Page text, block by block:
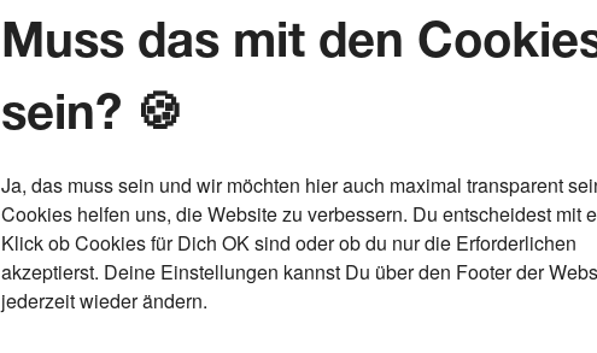
Muss das mit den
sein? 🍪
Ja, das muss sein und wir möchten hier auch maximal transparent
Cookies helfen uns, die Website zu verbessern. Du entscheidest mit
Klick ob Cookies für Dich OK sind oder ob du nur die Erforderlichen
akzeptierst. Deine Einstellungen kannst Du über den Footer der
jederzeit wieder ändern.